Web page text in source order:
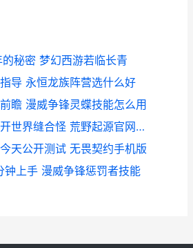
秘密 梦幻西游若临长青
导 永恒龙族阵营选什么好
瞻 漫威争锋灵蝶技能怎么用
《荒野起源》：放开世界缝合怪 荒野起源官网正版下载
天公开测试 无畏契约手机版
钟上手 漫威争锋惩罚者技能